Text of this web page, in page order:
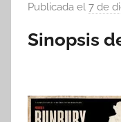
Publicada el 7 de
Sinopsis